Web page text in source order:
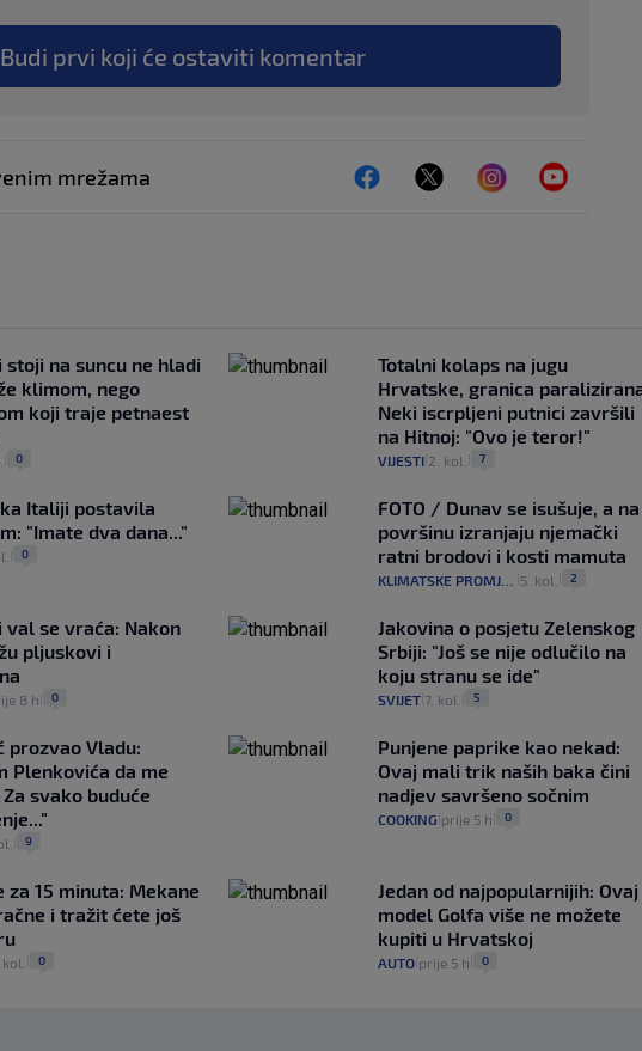
Budi prvi koji će ostaviti komentar
mrežama
stoji na suncu ne hladi
klimom, nego
koji traje petnaest
0
Totalni kolaps na jugu
Hrvatske, granica
Neki iscrpljeni putnici završili
na Hitnoj: "Ovo je teror!"
VIJESTI| 2. kol. 7
Italiji postavila
"Imate dva dana..."
0
FOTO / Dunav se isušuje, a na
površinu izranjaju njemački
ratni brodovi i kosti mamuta
KLIMATSKE PROMJENE 5. kol. 2
val se vraća: Nakon
pljuskovi i
8 h 0
Jakovina o posjetu Zelenskog
Srbiji: "Još se nije odlučilo na
koju stranu se ide"
SVIJET| 7. kol. 5
prozvao Vladu:
Plenkovića da me
svako buduće
9
Punjene paprike kao nekad:
Ovaj mali trik naših baka čini
nadjev savršeno sočnim
COOKING prije 5 h 0
za 15 minuta: Mekane
i tražit ćete još
kol. 0
Jedan od najpopularnijih: Ovaj
model Golfa više ne možete
kupiti u Hrvatskoj
AUTO| prije 5 h 0